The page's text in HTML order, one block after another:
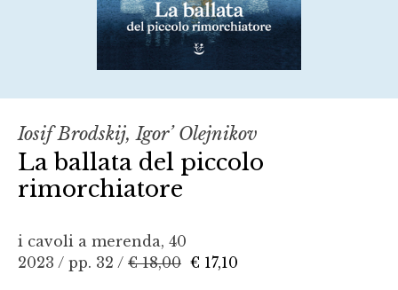
Iosif Brodskij, Igor’ Olejnikov
La ballata del piccolo
rimorchiatore
i cavoli a merenda, 40
2023 / pp. 32 / € 18,00 € 17,10